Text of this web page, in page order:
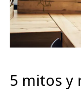
5 mitos y